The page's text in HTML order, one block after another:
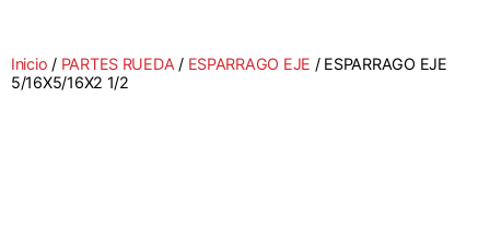
Inicio / PARTES RUEDA / ESPARRAGO EJE / ESPARRAGO EJE
5/16X5/16X2 1/2